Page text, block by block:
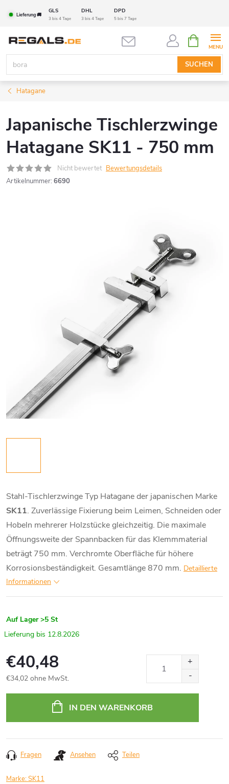
InhaltLieferung 🚚
GLS DHL DPD
3 bis 4 Tage 3 bis 4 Tage 5 bis 7 Tage
SUCHEN
Hatagane
Japanische Tischlerzwinge
Hatagane SK11 - 750 mm
Nicht bewertet Bewertungsdetails
Artikelnummer: 6690
Stahl-Tischlerzwinge Typ Hatagane der japanischen Marke
SK11. Zuverlässige Fixierung beim Leimen, Schneiden oder
Hobeln mehrerer Holzstücke gleichzeitig. Die maximale
Öffnungsweite der Spannbacken für das Klemmmaterial
beträgt 750 mm. Verchromte Oberfläche für höhere
Korrosionsbeständigkeit. Gesamtlänge 870 mm. Detaillierte
Informationen
Auf Lager >5 St
12.8.2026
€40,48
€34,02 ohne MwSt.
IN DEN WARENKORB
Fragen Ansehen Teilen
Marke:SK11